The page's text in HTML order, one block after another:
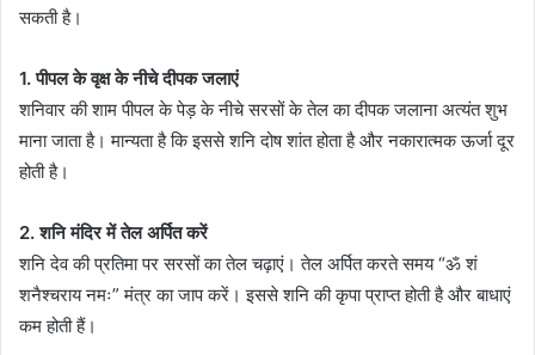
सकती है।
1. पीपल के वृक्ष के नीचे दीपक जलाएं
शनिवार की शाम पीपल के पेड़ के नीचे सरसों के तेल का दीपक जलाना अत्यंत शुभ
माना जाता है। मान्यता है कि इससे शनि दोष शांत होता है और नकारात्मक ऊर्जा दूर
होती है।
2. शनि मंदिर में तेल अर्पित करें
शनि देव की प्रतिमा पर सरसों का तेल चढ़ाएं। तेल अर्पित करते समय “ॐ शं
शनैश्चराय नमः” मंत्र का जाप करें। इससे शनि की कृपा प्राप्त होती है और बाधाएं
कम होती हैं।